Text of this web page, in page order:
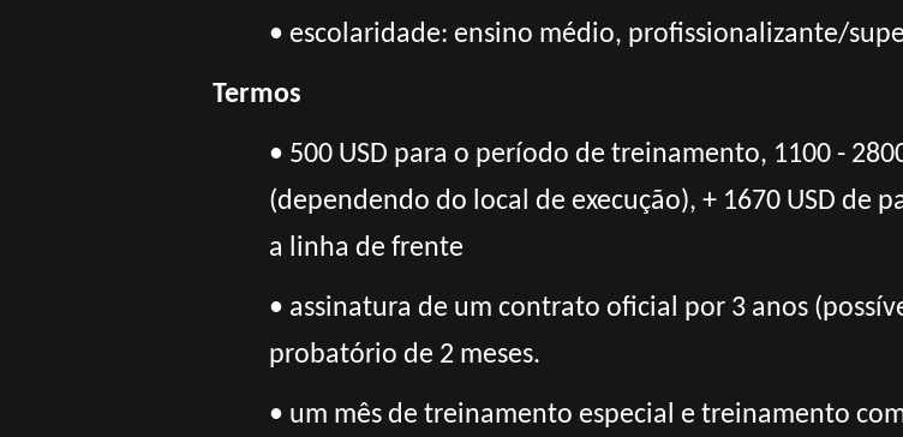
• escolaridade: ensino médio, profissionalizante/
Termos
• 500 USD para o período de treinamento, 1100 -
(dependendo do local de execução), + 1670 USD de
a linha de frente
• assinatura de um contrato oficial por 3 anos
probatório de 2 meses.
• um mês de treinamento especial e treinamento